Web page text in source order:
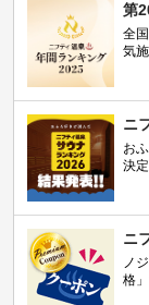
第
全
気
ニ
お
決定
ニ
ノ
格